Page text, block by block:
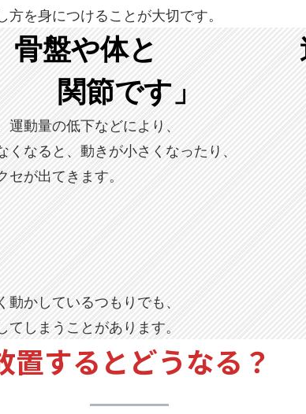
を身につけることが大切です。
骨盤や体と 連
関節です」
動量の低下などにより、
なると、動きが小さくなったり、
が出てきます。
かしているつもりでも、
しまうことがあります。
置するとどうなる？